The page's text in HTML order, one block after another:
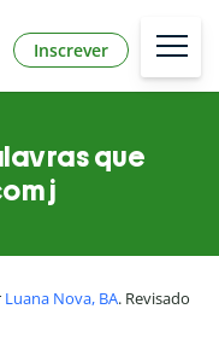
Inscrever
que
j
Luana Nova, BA. Revisado